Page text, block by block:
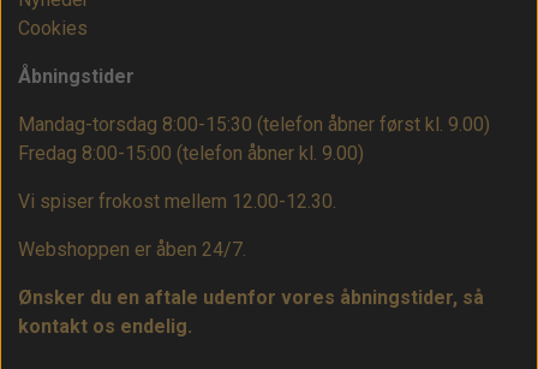
Cookies
Åbningstider
Mandag-torsdag 8:00-15:30 (telefon åbner først kl. 9.00)
Fredag 8:00-15:00 (telefon åbner kl. 9.00)
Vi spiser frokost mellem 12.00-12.30.
Webshoppen er åben 24/7.
Ønsker du en aftale udenfor vores åbningstider, så
kontakt os endelig.